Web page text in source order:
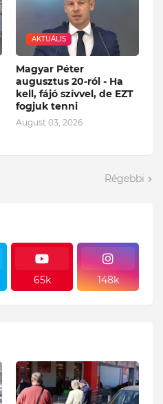
AKTUÁLIS
Magyar Péter
augusztus 20-ról - Ha
kell, fájó szívvel, de EZT
fogjuk tenni
August 03, 2026
Régebbi
65k 148k